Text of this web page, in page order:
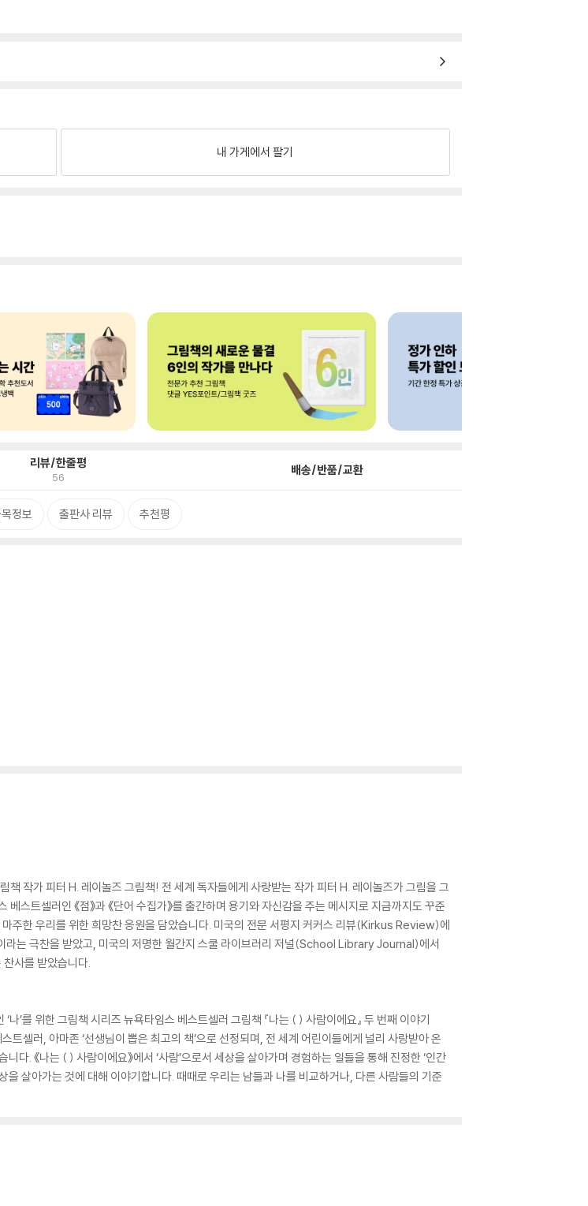
내 가게에서 팔기
리뷰/한줄평
56 배송/반품/교환
정보 출판사 리뷰 추천평
책 작가 피터 H. 레이놀즈 그림책! 전 세계 독자들에게 사랑받는 작가 피터 H. 레이놀즈가 그림을 그
스트셀러인 《점》과 《단어 수집가》를 출간하며 용기와 자신감을 주는 메시지로 지금까지도 꾸준
마주한 우리를 위한 희망찬 응원을 담았습니다. 미국의 전문 서평지 커커스 리뷰(Kirkus Review)에
라는 극찬을 받았고, 미국의 저명한 월간지 스쿨 라이브러리 저널(School Library Journal)에서
사를 받았습니다.
’를 위한 그림책 시리즈 뉴욕타임스 베스트셀러 그림책 『나는 ( ) 사람이에요』 두 번째 이야기
트셀러, 아마존 ‘선생님이 뽑은 최고의 책’으로 선정되며, 전 세계 어린이들에게 널리 사랑받아 온
다. 《나는 ( ) 사람이에요》에서 ‘사람’으로서 세상을 살아가며 경험하는 일들을 통해 진정한 ‘인간
을 살아가는 것에 대해 이야기합니다. 때때로 우리는 남들과 나를 비교하거나, 다른 사람들의 기준